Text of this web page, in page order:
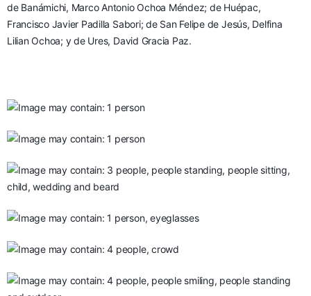
de Banámichi, Marco Antonio Ochoa Méndez; de Huépac,
Francisco Javier Padilla Sabori; de San Felipe de Jesús, Delfina
Lilian Ochoa; y de Ures, David Gracia Paz.